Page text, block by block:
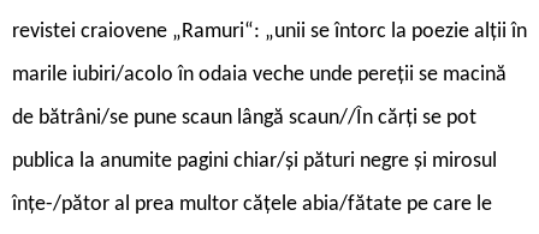
revistei craiovene „Ramuri“: „unii se întorc la poezie alții în
marile iubiri/acolo în odaia veche unde pereții se macină
de bătrâni/se pune scaun lângă scaun//În cărți se pot
publica la anumite pagini chiar/și pături negre și mirosul
înțe-/pător al prea multor cățele abia/fătate pe care le